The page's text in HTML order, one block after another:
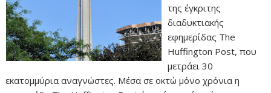
της έγκριτης
διαδυκτιακής
εφημερίδας The
Huffington Post, που
μετράει 30
εκατομμύρια αναγνώστες. Μέσα σε οκτώ μόνο χρόνια η